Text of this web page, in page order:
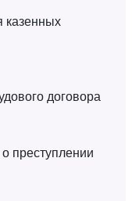
казенных
договора
преступлении